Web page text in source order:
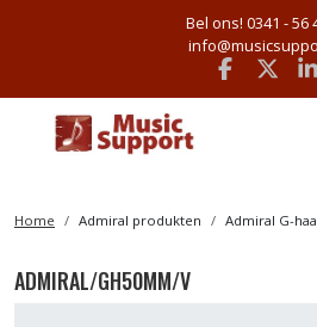
Bel ons! 0341 - 56
Facebook
x
Home Admiral produkten Admiral G-
ADMIRAL/GH50MM/V